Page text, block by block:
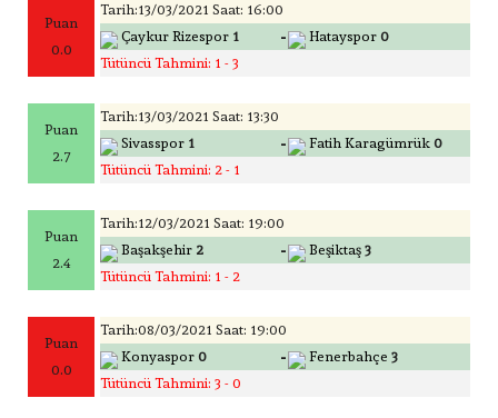
Puan
0.0
Tarih:13/03/2021 Saat: 16:00
Çaykur Rizespor 1 - Hatayspor 0
Tütüncü Tahmini: 1 - 3
Puan
2.7
Tarih:13/03/2021 Saat: 13:30
Sivasspor 1 - Fatih Karagümrük 0
Tütüncü Tahmini: 2 - 1
Puan
2.4
Tarih:12/03/2021 Saat: 19:00
Başakşehir 2 - Beşiktaş 3
Tütüncü Tahmini: 1 - 2
Puan
0.0
Tarih:08/03/2021 Saat: 19:00
Konyaspor 0 - Fenerbahçe 3
Tütüncü Tahmini: 3 - 0